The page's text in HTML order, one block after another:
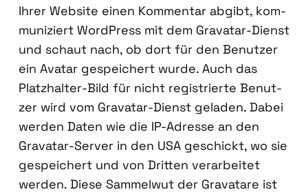
Ihrer Web­site einen Kom­men­tar abgibt, kom­
mu­ni­ziert Word­Press mit dem Grava­tar-Dienst
und schaut nach, ob dort für den Benut­zer
ein Ava­tar gespei­chert wur­de. Auch das
Platz­hal­ter-Bild für nicht regis­trier­te Benut­
zer wird vom Grava­tar-Dienst gela­den. Dabei
wer­den Daten wie die IP-Adres­se an den
Grava­tar-Ser­ver in den USA geschickt, wo sie
gespei­chert und von Drit­ten ver­ar­bei­tet
wer­den. Die­se Sam­mel­wut der Grava­tare ist